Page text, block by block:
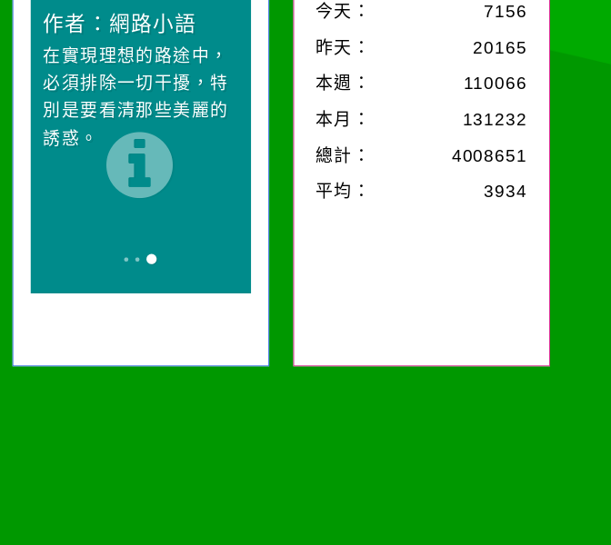
作者：網路小語
在實現理想的路途中，
必須排除一切干擾，特
別是要看清那些美麗的
誘惑。
今天： 7156
昨天： 20165
本週：
110066
本月：
131232
總計：
4008651
平均： 3934